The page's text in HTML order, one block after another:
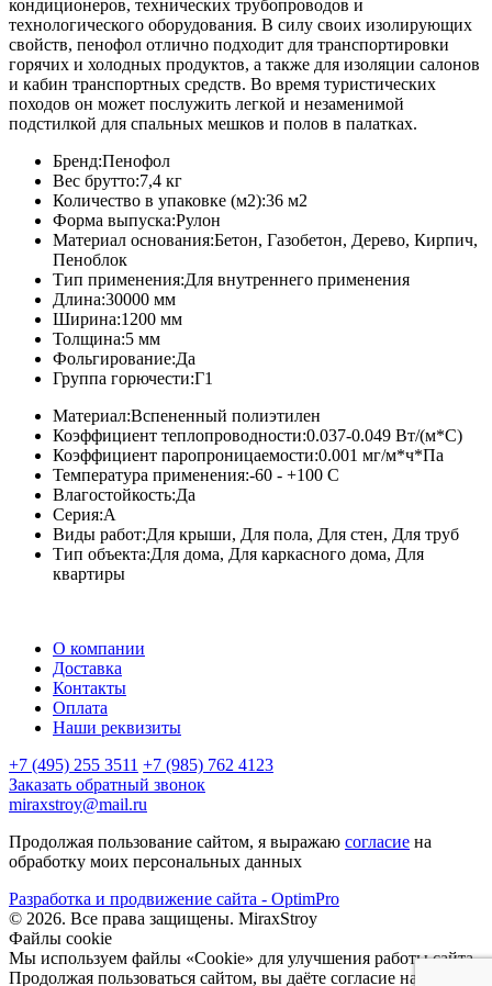
кондиционеров, технических трубопроводов и
технологического оборудования. В силу своих изолирующих
свойств, пенофол отлично подходит для транспортировки
горячих и холодных продуктов, а также для изоляции салонов
и кабин транспортных средств. Во время туристических
походов он может послужить легкой и незаменимой
подстилкой для спальных мешков и полов в палатках.
Бренд:Пенофол
Вес брутто:7,4 кг
Количество в упаковке (м2):36 м2
Форма выпуска:Рулон
Материал основания:Бетон, Газобетон, Дерево, Кирпич,
Пеноблок
Тип применения:Для внутреннего применения
Длина:30000 мм
Ширина:1200 мм
Толщина:5 мм
Фольгирование:Да
Группа горючести:Г1
Материал:Вспененный полиэтилен
Коэффициент теплопроводности:0.037-0.049 Вт/(м*С)
Коэффициент паропроницаемости:0.001 мг/м*ч*Па
Температура применения:-60 - +100 C
Влагостойкость:Да
Серия:A
Виды работ:Для крыши, Для пола, Для стен, Для труб
Тип объекта:Для дома, Для каркасного дома, Для
квартиры
О компании
Доставка
Контакты
Оплата
Наши реквизиты
+7 (495) 255 3511 +7 (985) 762 4123
Заказать обратный звонок
miraxstroy@mail.ru
Продолжая пользование сайтом, я выражаю согласие на
обработку моих персональных данных
Разработка и продвижение сайта - OptimPro
© 2026. Все права защищены. MiraxStroy
Файлы cookie
Мы используем файлы «Cookie» для улучшения работы сайта.
Продолжая пользоваться сайтом, вы даёте согласие на их